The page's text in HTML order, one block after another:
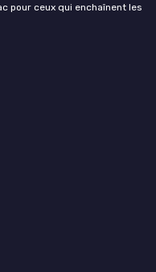
pour ceux qui enchaînent les